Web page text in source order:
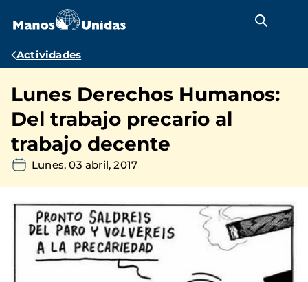
contenido
Ruta
navegación
Actividades
Lunes Derechos Humanos:
Del trabajo precario al
trabajo decente
Lunes, 03 abril, 2017